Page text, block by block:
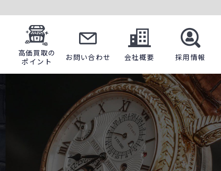
高価買取の
ポイント
お問い合わせ 会社概要 採用情報